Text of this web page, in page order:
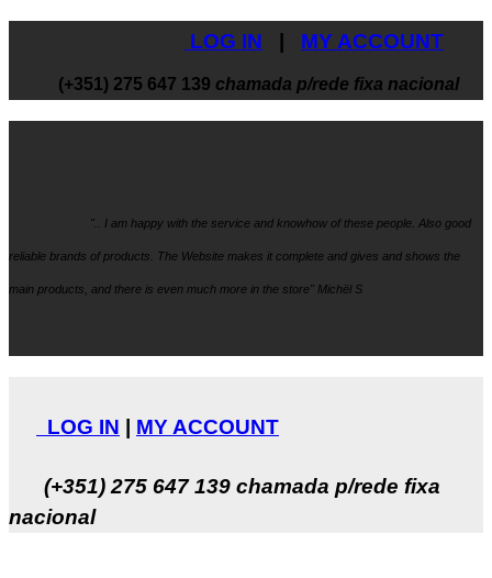
LOG IN MY ACCOUNT
(+351) 275 647 139 chamada p/rede fixa nacional
".. I am happy with the service and knowhow of these people. Also good
reliable brands of products. The Website makes it complete and gives and shows the
main products, and there is even much more in the store" Michël S
LOG IN MY ACCOUNT
(+351) 275 647 139 chamada p/rede fixa
nacional